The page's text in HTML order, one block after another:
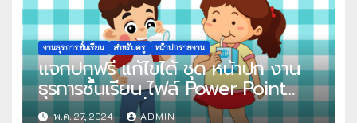
งานธุรการชั้นเรียน สำหรับครู หน้าปกรายงาน
แจกปกฟรี แก้ไขได้ ชุด หน้าปก งาน
ธุรการชั้นเรียน ไฟล์ Power Point
แก้ไขได้ โดย สื่อการเรียนการสอน
พ.ค. 27, 2024 ADMIN